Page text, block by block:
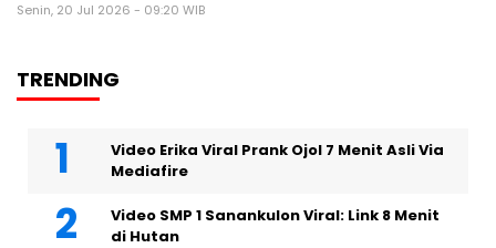
Senin, 20 Jul 2026 - 09:20 WIB
TRENDING
Video Erika Viral Prank Ojol 7 Menit Asli Via
Mediafire
Video SMP 1 Sanankulon Viral: Link 8 Menit
di Hutan